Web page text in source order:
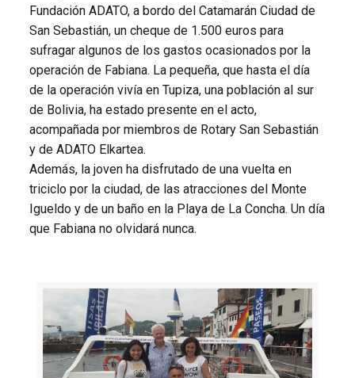
Fundación ADATO, a bordo del Catamarán Ciudad de
San Sebastián, un cheque de 1.500 euros para
sufragar algunos de los gastos ocasionados por la
operación de Fabiana. La pequeña, que hasta el día
de la operación vivía en Tupiza, una población al sur
de Bolivia, ha estado presente en el acto,
acompañada por miembros de Rotary San Sebastián
y de ADATO Elkartea.
Además, la joven ha disfrutado de una vuelta en
triciclo por la ciudad, de las atracciones del Monte
Igueldo y de un baño en la Playa de La Concha. Un día
que Fabiana no olvidará nunca.